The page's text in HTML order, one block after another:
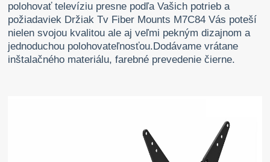
polohovať televíziu presne podľa Vašich potrieb a
požiadaviek Držiak Tv Fiber Mounts M7C84 Vás poteší
nielen svojou kvalitou ale aj veľmi pekným dizajnom a
jednoduchou polohovateľnosťou.Dodávame vrátane
inštalačného materiálu, farebné prevedenie čierne.